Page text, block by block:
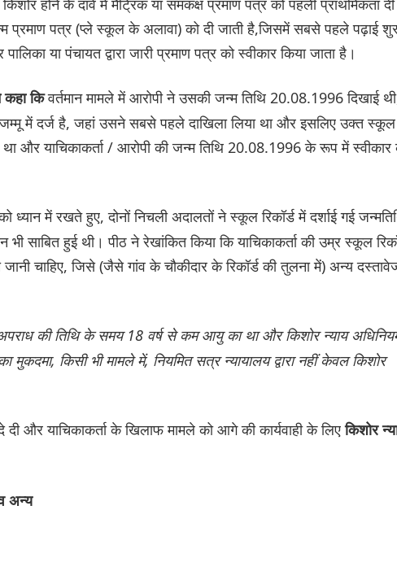
प्रमाण पत्र (प्ले स्कूल के अलावा) को दी जाती है,जिसमें सबसे पहले पढ़ाई
या पंचायत द्वारा जारी प्रमाण पत्र को स्वीकार किया जाता है।
कहा किवर्तमान मामले में आरोपी ने उसकी जन्म तिथि 20.08.1996 दिखाई
जम्मू में दर्ज है, जहां उसने सबसे पहले दाखिला लिया था और इसलिए उक्त स्कूल
था और याचिकाकर्ता / आरोपी की जन्म तिथि 20.08.1996 के रूप में स्वीकार
ध्यान में रखते हुए, दोनों निचली अदालतों ने स्कूल रिकॉर्ड में दर्शाई गई
साबित हुई थी। पीठ ने रेखांकित किया कि याचिकाकर्ता की उम्र स्कूल
चाहिए, जिसे (जैसे गांव के चौकीदार के रिकॉर्ड की तुलना में) अन्य
की तिथि के समय 18 वर्ष से कम आयु का था और किशोर न्याय
किसी भी मामले में, नियमित सत्र न्यायालय द्वारा नहीं केवल किशोर
दी और याचिकाकर्ता के खिलाफ मामले को आगे की कार्यवाही के लिएकिशोर
अन्य